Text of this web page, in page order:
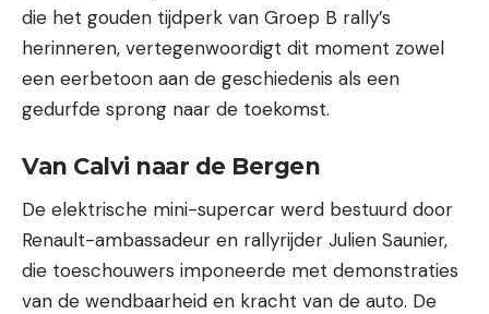
die het gouden tijdperk van Groep B rally’s
herinneren, vertegenwoordigt dit moment zowel
een eerbetoon aan de geschiedenis als een
gedurfde sprong naar de toekomst.
Van Calvi naar de Bergen
De elektrische mini-supercar werd bestuurd door
Renault-ambassadeur en rallyrijder Julien Saunier,
die toeschouwers imponeerde met demonstraties
van de wendbaarheid en kracht van de auto. De